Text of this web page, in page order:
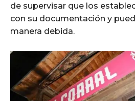
de supervisar que los
con su documentación y
manera debida.